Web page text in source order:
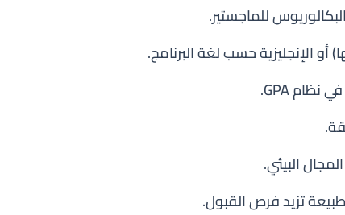
للماجستير.
البيئي.
تزيد فرص القبول.